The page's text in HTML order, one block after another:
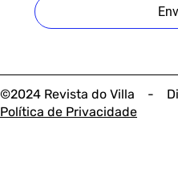
©2024 Revista do Villa -
Política de Privacidade